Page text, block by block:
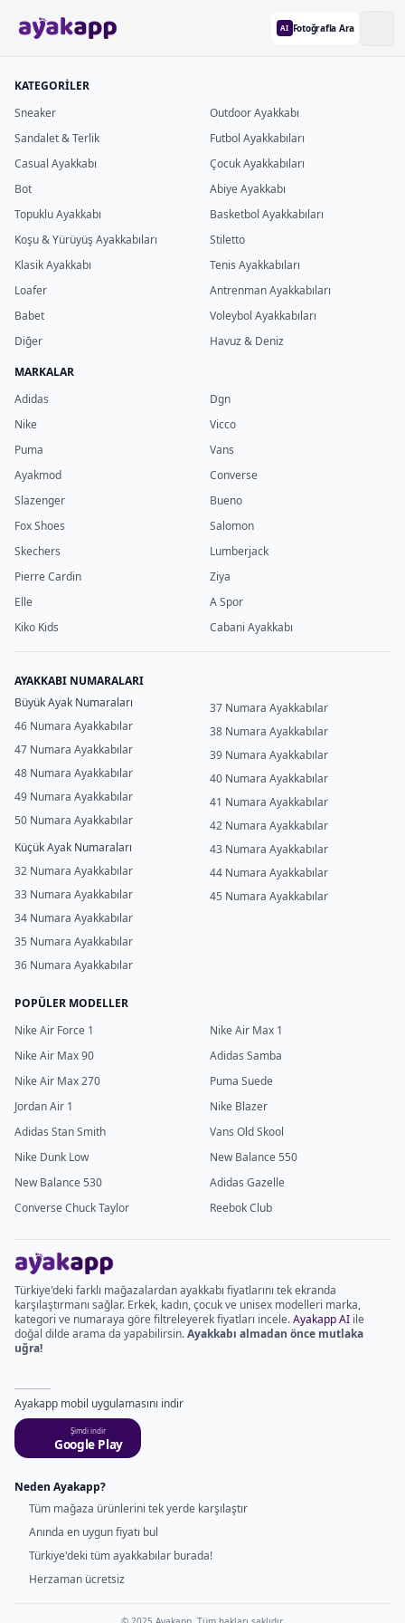
AI Fotoğrafla Ara
KATEGORİLER
Sneaker
Sandalet & Terlik
Casual Ayakkabı
Bot
Topuklu Ayakkabı
Koşu & Yürüyüş Ayakkabıları
Klasik Ayakkabı
Loafer
Babet
Diğer
Outdoor Ayakkabı
Futbol Ayakkabıları
Çocuk Ayakkabıları
Abiye Ayakkabı
Basketbol Ayakkabıları
Stiletto
Tenis Ayakkabıları
Antrenman Ayakkabıları
Voleybol Ayakkabıları
Havuz & Deniz
MARKALAR
Adidas
Nike
Puma
Ayakmod
Slazenger
Fox Shoes
Skechers
Pierre Cardin
Elle
Kiko Kids
Dgn
Vicco
Vans
Converse
Bueno
Salomon
Lumberjack
Ziya
A Spor
Cabani Ayakkabı
AYAKKABI NUMARALARI
Büyük Ayak Numaraları
46 Numara Ayakkabılar
47 Numara Ayakkabılar
48 Numara Ayakkabılar
49 Numara Ayakkabılar
50 Numara Ayakkabılar
Küçük Ayak Numaraları
32 Numara Ayakkabılar
33 Numara Ayakkabılar
34 Numara Ayakkabılar
35 Numara Ayakkabılar
36 Numara Ayakkabılar
37 Numara Ayakkabılar
38 Numara Ayakkabılar
39 Numara Ayakkabılar
40 Numara Ayakkabılar
41 Numara Ayakkabılar
42 Numara Ayakkabılar
43 Numara Ayakkabılar
44 Numara Ayakkabılar
45 Numara Ayakkabılar
POPÜLER MODELLER
Nike Air Force 1
Nike Air Max 90
Nike Air Max 270
Jordan Air 1
Adidas Stan Smith
Nike Dunk Low
New Balance 530
Converse Chuck Taylor
Nike Air Max 1
Adidas Samba
Puma Suede
Nike Blazer
Vans Old Skool
New Balance 550
Adidas Gazelle
Reebok Club
Türkiye'deki farklı mağazalardan ayakkabı fiyatlarını tek ekranda
karşılaştırmanı sağlar. Erkek, kadın, çocuk ve unisex modelleri marka,
kategori ve numaraya göre filtreleyerek fiyatları incele.Ayakapp AI ile
doğal dilde arama da yapabilirsin.Ayakkabı almadan önce mutlaka
uğra!
Ayakapp mobil uygulamasını indir
Şimdi indir
Google Play
Neden Ayakapp?
Tüm mağaza ürünlerini tek yerde karşılaştır
Anında en uygun fiyatı bul
Türkiye'deki tüm ayakkabılar burada!
Herzaman ücretsiz